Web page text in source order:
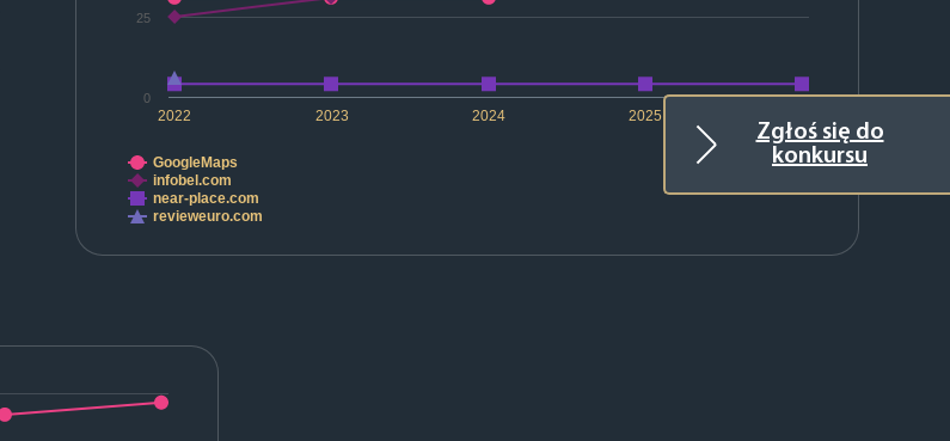
Zgłoś się do
konkursu
2022 2023 2024 2025
0
25
GoogleMaps
infobel.com
near-place.com
revieweuro.com